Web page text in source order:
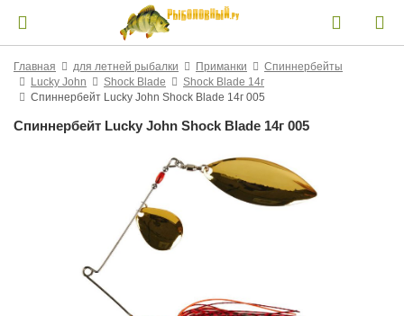
Главная для летней рыбалки Приманки
Спиннербейты
Lucky John
Shock Blade
Shock Blade 14г
Спиннербейт Lucky John Shock Blade 14г 005
Спиннербейт Lucky John Shock Blade 14г 005